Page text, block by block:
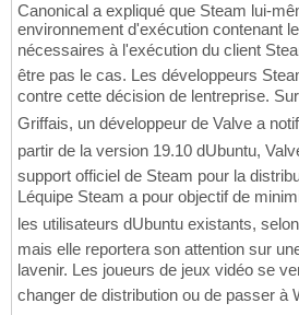
Canonical a expliqué que Steam lui-
environnement d'exécution contenant
nécessaires à l'exécution du client
être pas le cas. Les développeurs
contre cette décision de lentreprise.
Griffais, un développeur de Valve a
partir de la version 19.10 dUbuntu,
support officiel de Steam pour la
Léquipe Steam a pour objectif de
les utilisateurs dUbuntu existants,
mais elle reportera son attention sur
lavenir. Les joueurs de jeux vidéo se
changer de distribution ou de passer à